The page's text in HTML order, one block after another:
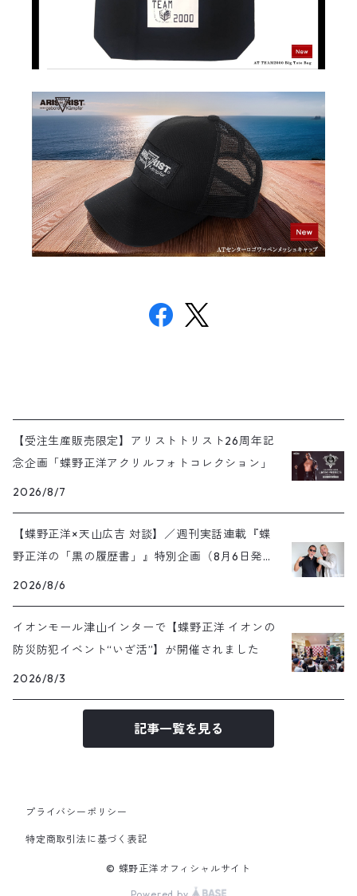
【受注生産販売限定】アリストトリスト26周年記
念企画「蝶野正洋アクリルフォトコレクション」
2026/8/7
【蝶野正洋×天山広吉 対談】／週刊実話連載『蝶
野正洋の「黒の履歴書」』特別企画（8月6日発売
号）
2026/8/6
イオンモール津山インターで【蝶野正洋 イオンの
防災防犯イベント“いざ活”】が開催されました
2026/8/3
記事一覧を見る
プライバシーポリシー
特定商取引法に基づく表記
© 蝶野正洋オフィシャルサイト